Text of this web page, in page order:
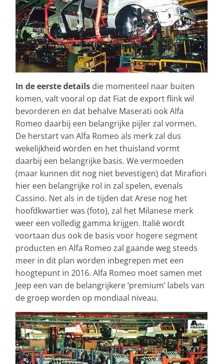
In de eerste details die momenteel naar buiten
komen, valt vooral op dat Fiat de export flink wil
bevorderen en dat behalve Maserati ook Alfa
Romeo daarbij een belangrijke pijler zal vormen.
De herstart van Alfa Romeo als merk zal dus
wekelijkheid worden en het thuisland vormt
daarbij een belangrijke basis. We vermoeden
(maar kunnen dit nog niet bevestigen) dat Mirafiori
hier een belangrijke rol in zal spelen, evenals
Cassino. Net als in de tijden dat Arese nog het
hoofdkwartier was (foto), zal het Milanese merk
weer een volledig gamma krijgen. Italië wordt
voortaan dus ook de basis voor hogere segment
producten en Alfa Romeo zal gaande weg steeds
meer in dit plan worden inbegrepen met een
hoogtepunt in 2016. Alfa Romeo moet samen met
Jeep een van de belangrijkere ‘premium’ labels van
de groep worden op mondiaal niveau.